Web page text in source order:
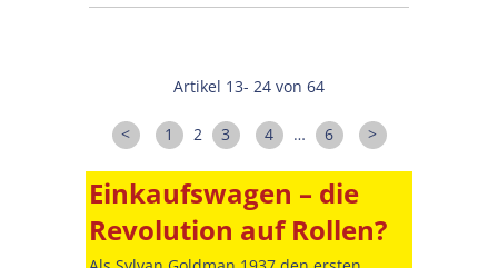
Artikel 13- 24 von 64
< 1 2 3 4 … 6 >
Einkaufswagen – die
Revolution auf Rollen?